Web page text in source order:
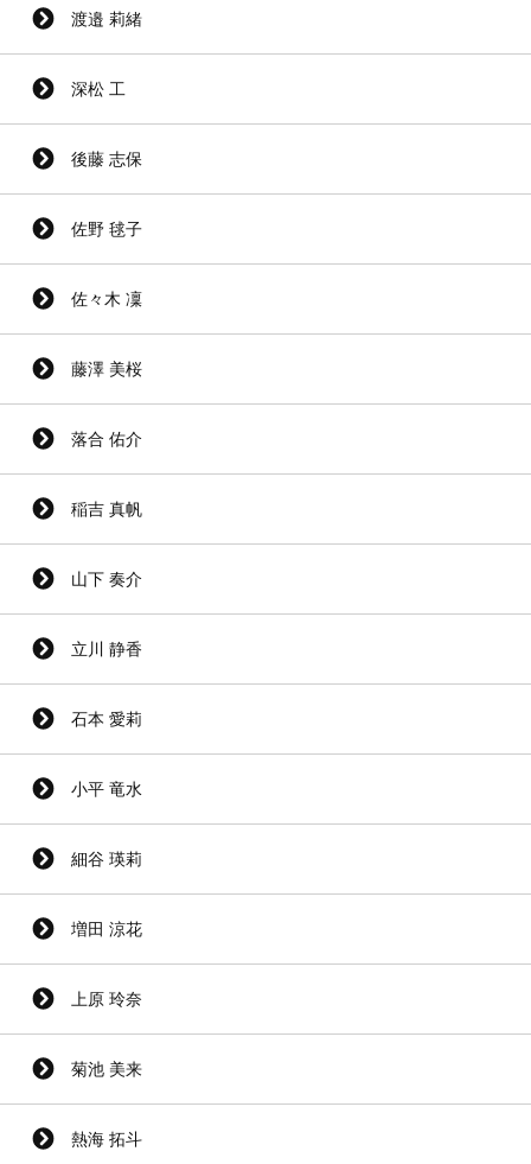
渡邉 莉緒
深松 工
後藤 志保
佐野 毬子
佐々木 凜
藤澤 美桜
落合 佑介
稲吉 真帆
山下 奏介
立川 静香
石本 愛莉
小平 竜水
細谷 瑛莉
増田 涼花
上原 玲奈
菊池 美来
熱海 拓斗